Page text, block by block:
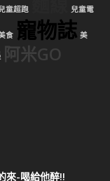
童超跑 兒童電
食 寵物誌 美
阿米GO
來-喝給他醉!!